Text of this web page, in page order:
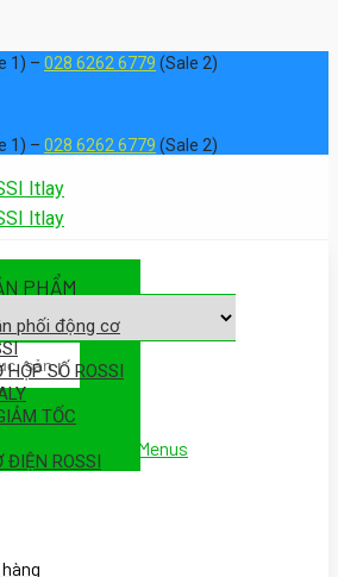
1) – 028 6262 6779 (Sale 2)
1) – 028 6262 6779 (Sale 2)
Options > Menus
PHẨM
phối động cơ
HỘP SỐ ROSSI
TỐC
ĐIỆN ROSSI